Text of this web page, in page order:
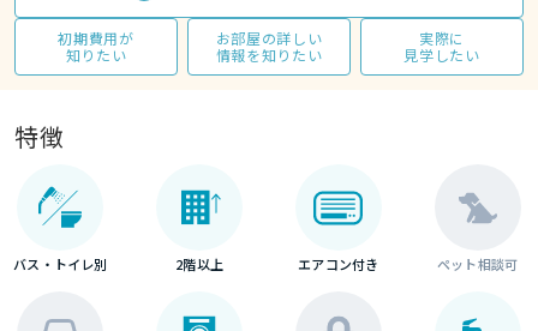
初期費用が
知りたい
お部屋の詳しい
情報を知りたい
実際に
見学したい
特徴
バス・トイレ別 2階以上 エアコン付き ペット相談可